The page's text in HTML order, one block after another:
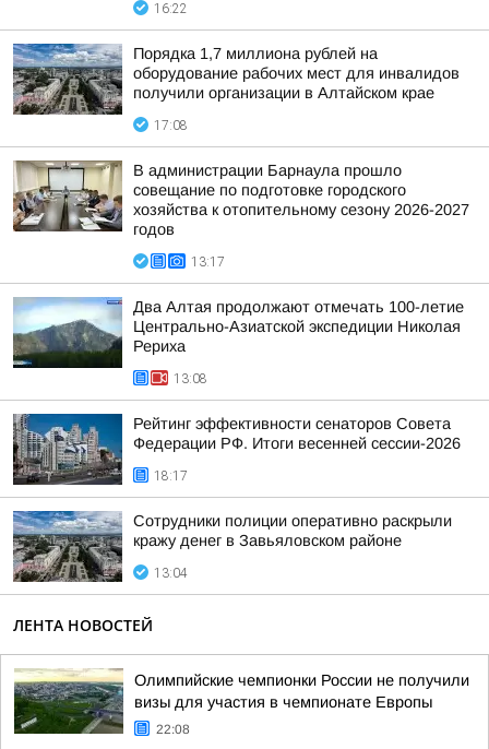
16:22
Порядка 1,7 миллиона рублей на
оборудование рабочих мест для инвалидов
получили организации в Алтайском крае
17:08
В администрации Барнаула прошло
совещание по подготовке городского
хозяйства к отопительному сезону 2026-2027
годов
13:17
Два Алтая продолжают отмечать 100-летие
Центрально-Азиатской экспедиции Николая
Рериха
13:08
Рейтинг эффективности сенаторов Совета
Федерации РФ. Итоги весенней сессии-2026
18:17
Сотрудники полиции оперативно раскрыли
кражу денег в Завьяловском районе
13:04
ЛЕНТА НОВОСТЕЙ
Олимпийские чемпионки России не получили
визы для участия в чемпионате Европы
22:08